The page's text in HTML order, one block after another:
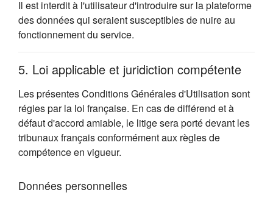
Il est interdit à l'utilisateur d'introduire sur la plateforme
des données qui seraient susceptibles de nuire au
fonctionnement du service.
5. Loi applicable et juridiction compétente
Les présentes Conditions Générales d'Utilisation sont
régies par la loi française. En cas de différend et à
défaut d'accord amiable, le litige sera porté devant les
tribunaux français conformément aux règles de
compétence en vigueur.
Données personnelles